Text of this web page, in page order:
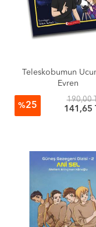
Teleskobumun
Evren
%25
190,00
141,65